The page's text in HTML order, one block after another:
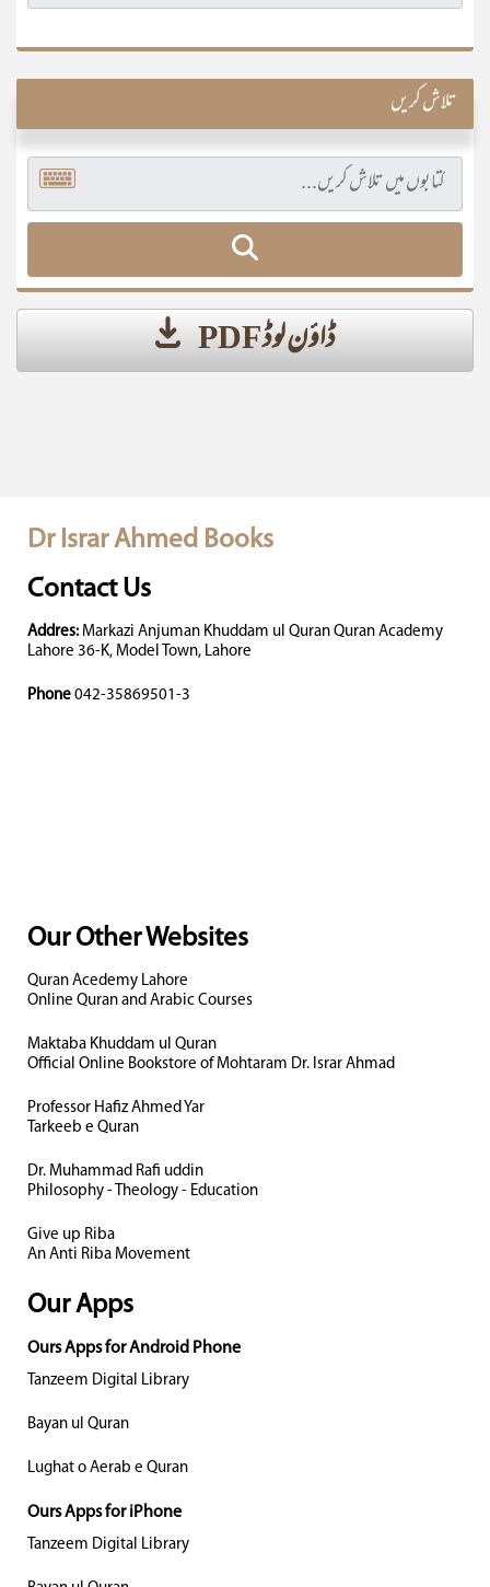
تلاش کریں
ڈاؤن لوڈ PDF
Dr Israr Ahmed Books
Contact Us
Addres: Markazi Anjuman Khuddam ul Quran Quran Academy
Lahore 36-K, Model Town, Lahore
Phone 042-35869501-3
Our Other Websites
Quran Acedemy Lahore
Online Quran and Arabic Courses
Maktaba Khuddam ul Quran
Official Online Bookstore of Mohtaram Dr. Israr Ahmad
Professor Hafiz Ahmed Yar
Tarkeeb e Quran
Dr. Muhammad Rafi uddin
Philosophy - Theology - Education
Give up Riba
An Anti Riba Movement
Our Apps
Ours Apps for Android Phone
Tanzeem Digital Library
Bayan ul Quran
Lughat o Aerab e Quran
Ours Apps for iPhone
Tanzeem Digital Library